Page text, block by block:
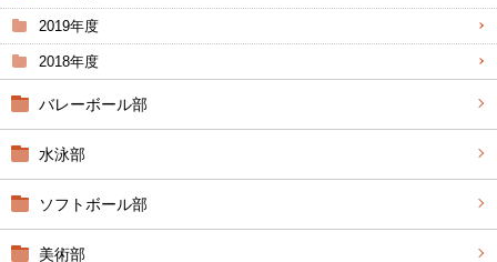
2019年度
2018年度
バレーボール部
水泳部
ソフトボール部
美術部